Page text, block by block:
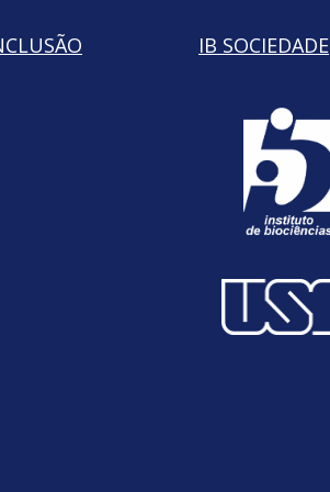
IB SOCIEDADE